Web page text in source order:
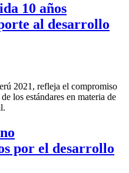
10 años
al desarrollo
2021, refleja el compromiso
los estándares en materia de
por el desarrollo